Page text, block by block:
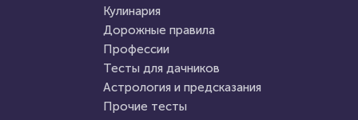
8 июля 2021 11685
Кулинария
Дорожные правила
Профессии
Тесты для дачников
Астрология и предсказания
Прочие тесты